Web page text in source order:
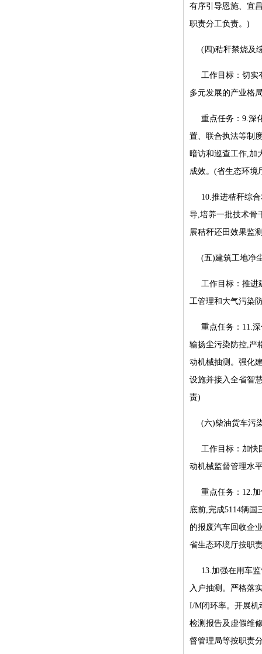
有序引导恩施、宜
职责分工负责。)
(四)秸秆禁烧及
工作目标：切实
多元发展的产业格
重点任务：9.深
置、联合执法等制
暗访和巡查工作,加
成效。(省生态环境
10.推进秸秆综
导,培养一批技术骨
展秸秆还田效果监
(五)建筑工地净
工作目标：推进
工管理和大气污染
重点任务：11.
输扬尘污染防控,严
动机械抽测。强化
设施并接入全省智
责)
(六)柴油货车污
工作目标：加快
动机械监督管理水
重点任务：12.
底前,完成5114辆
的报废汽车回收企
省生态环境厅按职
13.加强在用车
入户抽测。严格落
I/M闭环率。开展机
检测报告及虚假维
督管理局等按职责